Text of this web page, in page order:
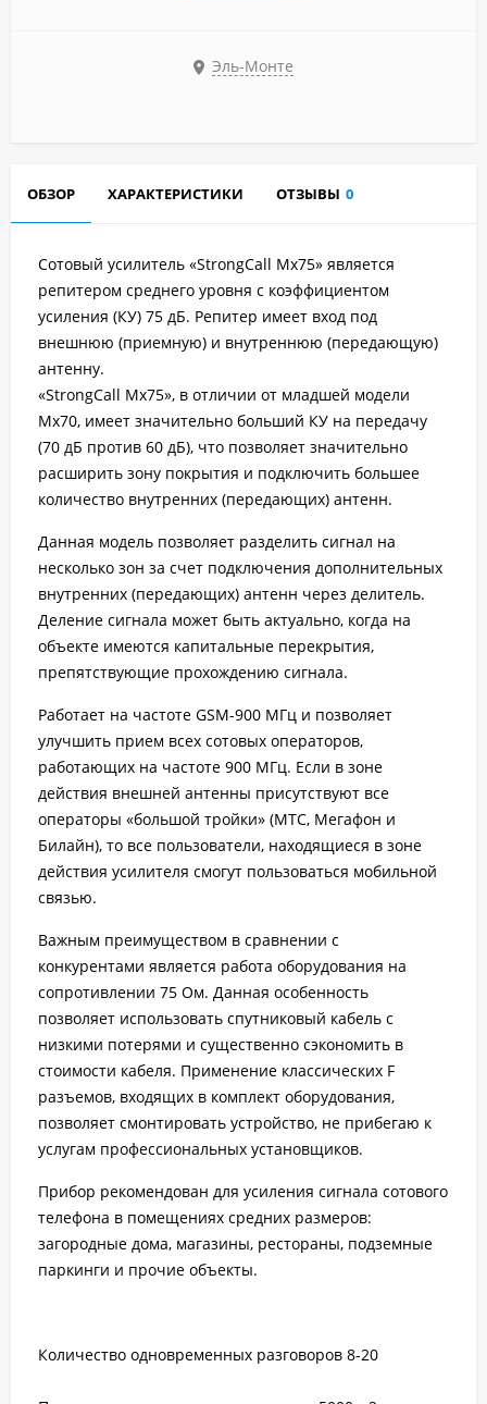
Эль-Монте
ОБЗОР ХАРАКТЕРИСТИКИ ОТЗЫВЫ 0
Сотовый усилитель «StrongCall Mx75» является
репитером среднего уровня с коэффициентом
усиления (КУ) 75 дБ. Репитер имеет вход под
внешнюю (приемную) и внутреннюю (передающую)
антенну.
«StrongCall Mx75», в отличии от младшей модели
Мх70, имеет значительно больший КУ на передачу
(70 дБ против 60 дБ), что позволяет значительно
расширить зону покрытия и подключить большее
количество внутренних (передающих) антенн.
Данная модель позволяет разделить сигнал на
несколько зон за счет подключения дополнительных
внутренних (передающих) антенн через делитель.
Деление сигнала может быть актуально, когда на
объекте имеются капитальные перекрытия,
препятствующие прохождению сигнала.
Работает на частоте GSM-900 МГц и позволяет
улучшить прием всех сотовых операторов,
работающих на частоте 900 МГц. Если в зоне
действия внешней антенны присутствуют все
операторы «большой тройки» (МТС, Мегафон и
Билайн), то все пользователи, находящиеся в зоне
действия усилителя смогут пользоваться мобильной
связью.
Важным преимуществом в сравнении с
конкурентами является работа оборудования на
сопротивлении 75 Ом. Данная особенность
позволяет использовать спутниковый кабель с
низкими потерями и существенно сэкономить в
стоимости кабеля. Применение классических F
разъемов, входящих в комплект оборудования,
позволяет смонтировать устройство, не прибегаю к
услугам профессиональных установщиков.
Прибор рекомендован для усиления сигнала сотового
телефона в помещениях средних размеров:
загородные дома, магазины, рестораны, подземные
паркинги и прочие объекты.
Количество одновременных разговоров 8-20